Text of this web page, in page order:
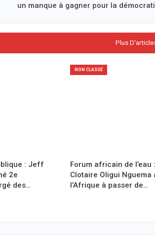
un manque à gagner pour la
Plus
: Jeff
2e
des…
NON CLASSÉ
Forum africain de l’eau
Clotaire Oligui Nguema
l’Afrique à passer de…